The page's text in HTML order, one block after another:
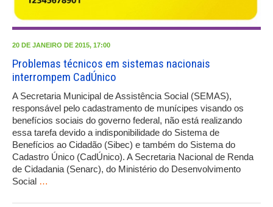
20 DE JANEIRO DE 2015, 17:00
Problemas técnicos em sistemas nacionais
interrompem CadÚnico
A Secretaria Municipal de Assistência Social (SEMAS),
responsável pelo cadastramento de munícipes visando os
benefícios sociais do governo federal, não está realizando
essa tarefa devido a indisponibilidade do Sistema de
Benefícios ao Cidadão (Sibec) e também do Sistema do
Cadastro Único (CadÚnico). A Secretaria Nacional de Renda
de Cidadania (Senarc), do Ministério do Desenvolvimento
Social …